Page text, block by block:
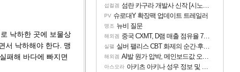
낙하한 곳에 보물상
서 낙하해야 한다. 맹
패해 바다에 빠지면
섭컬겜 섬란 카구라 개발사 신작 [시노비 넥서스] 연내 출시 예정
PV 슈로대Y 확장팩 업데이트 트레일러
명조 뉴비 질문
해외겜 중국 CXMT, D램 매출 점유율 7%…글로벌 4위로 부상
실팰 실버 팰리스 CBT 화제의 순간·후기 모음
해외겜 AI발 원가 압박, 메인보드값 오르나
아스오라 아키츠 아키나 성우 정보 및 주요 필모